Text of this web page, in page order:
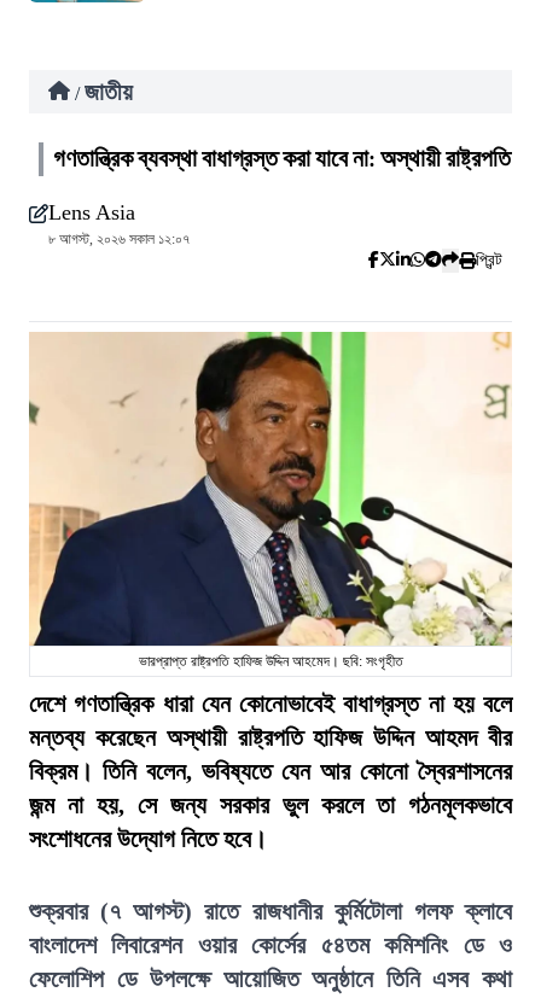
/ জাতীয়
গণতান্ত্রিক ব্যবস্থা বাধাগ্রস্ত করা যাবে না: অস্থায়ী রাষ্ট্রপতি
Lens Asia
৮ আগস্ট, ২০২৬ সকাল ১২:০৭
প্রিন্ট
ভারপ্রাপ্ত রাষ্ট্রপতি হাফিজ উদ্দিন আহমেদ। ছবি: সংগৃহীত
দেশে গণতান্ত্রিক ধারা যেন কোনোভাবেই বাধাগ্রস্ত না হয় বলে
মন্তব্য করেছেন অস্থায়ী রাষ্ট্রপতি হাফিজ উদ্দিন আহমদ বীর
বিক্রম। তিনি বলেন, ভবিষ্যতে যেন আর কোনো স্বৈরশাসনের
জন্ম না হয়, সে জন্য সরকার ভুল করলে তা গঠনমূলকভাবে
সংশোধনের উদ্যোগ নিতে হবে।
শুক্রবার (৭ আগস্ট) রাতে রাজধানীর কুর্মিটোলা গলফ ক্লাবে
বাংলাদেশ লিবারেশন ওয়ার কোর্সের ৫৪তম কমিশনিং ডে ও
ফেলোশিপ ডে উপলক্ষে আয়োজিত অনুষ্ঠানে তিনি এসব কথা